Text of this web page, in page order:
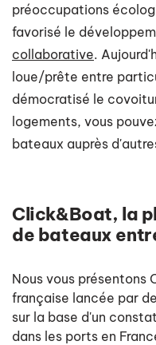
préoccupations
favorisé le
collaborative.
loue/prête entre
démocratisé le
logements, vous
bateaux auprès
Click&Boat, la
de bateaux
Nous vous présentons
française lancée par
sur la base d'un
dans les ports en